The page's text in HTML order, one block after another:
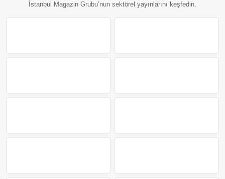
İstanbul Magazin Grubu’nun sektörel yayınlarını keşfedin.